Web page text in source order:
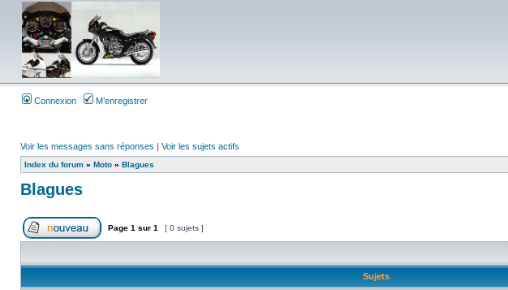
Connexion M’enregistrer
Voir les messages sans réponses | Voir les sujets actifs
Index du forum » Moto » Blagues
Blagues
Page 1 sur 1 [ 0 sujets ]
Sujets